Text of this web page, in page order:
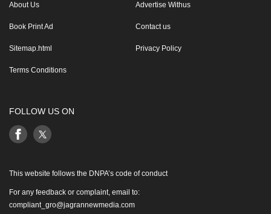
About Us Advertise Withus
Book Print Ad Contact us
Sitemap.html Privacy Policy
Terms Conditions
FOLLOW US ON
This website follows the DNPA’s code of conduct
For any feedback or complaint, email to:
compliant_gro@jagrannewmedia.com